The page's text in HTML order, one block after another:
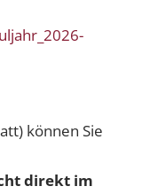
können Sie
direkt im